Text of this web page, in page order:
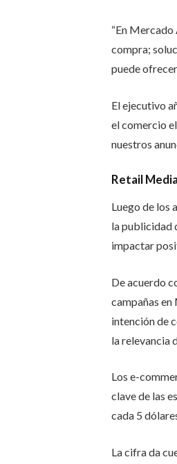
“En
compra;
puede
El ejecutivo
el comercio
nuestros
Retail
Luego de los
la publicidad
impactar
De acuerdo
campañas en
intención de
la relevancia
Los e-
clave de las
cada 5
La cifra da